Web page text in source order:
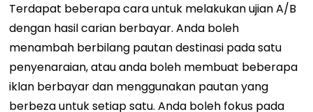
Terdapat beberapa cara untuk melakukan ujian A/B
dengan hasil carian berbayar. Anda boleh
menambah berbilang pautan destinasi pada satu
penyenaraian, atau anda boleh membuat beberapa
iklan berbayar dan menggunakan pautan yang
berbeza untuk setiap satu. Anda boleh fokus pada